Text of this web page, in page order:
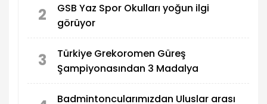
2
GSB Yaz Spor Okulları yoğun ilgi
görüyor
3
Türkiye Grekoromen Güreş
Şampiyonasından 3 Madalya
Badmintoncularımızdan Uluslar arası